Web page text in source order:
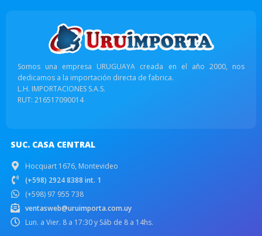
Somos una empresa URUGUAYA creada en el año 2000, nos
dedicamos a la importación directa de fabrica.
L.H. IMPORTACIONES S.A.S.
RUT: 216517090014
SUC. CASA CENTRAL
Hocquart 1676, Montevideo
(+598) 2924 8388 int. 1
(+598) 97 955 738
ventasweb@uruimporta.com.uy
Lun. a Vier. 8 a 17:30 y Sáb de 8 a 14hs.